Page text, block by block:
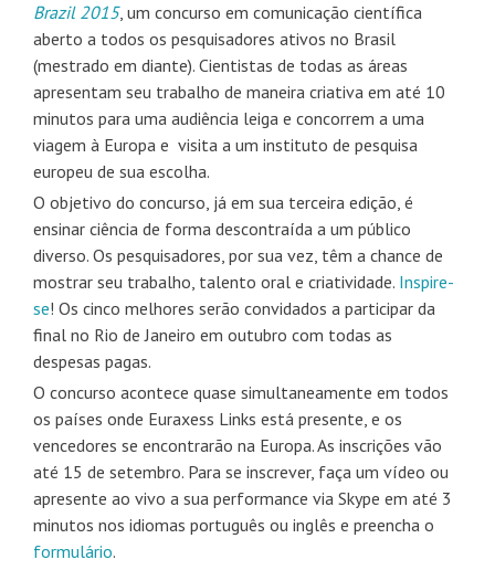
Brazil 2015, um concurso em comunicação científica
aberto a todos os pesquisadores ativos no Brasil
(mestrado em diante). Cientistas de todas as áreas
apresentam seu trabalho de maneira criativa em até 10
minutos para uma audiência leiga e concorrem a uma
viagem à Europa e visita a um instituto de pesquisa
europeu de sua escolha.
O objetivo do concurso, já em sua terceira edição, é
ensinar ciência de forma descontraída a um público
diverso. Os pesquisadores, por sua vez, têm a chance de
mostrar seu trabalho, talento oral e criatividade. Inspire-
se! Os cinco melhores serão convidados a participar da
final no Rio de Janeiro em outubro com todas as
despesas pagas.
O concurso acontece quase simultaneamente em todos
os países onde Euraxess Links está presente, e os
vencedores se encontrarão na Europa. As inscrições vão
até 15 de setembro. Para se inscrever, faça um vídeo ou
apresente ao vivo a sua performance via Skype em até 3
minutos nos idiomas português ou inglês e preencha o
formulário.